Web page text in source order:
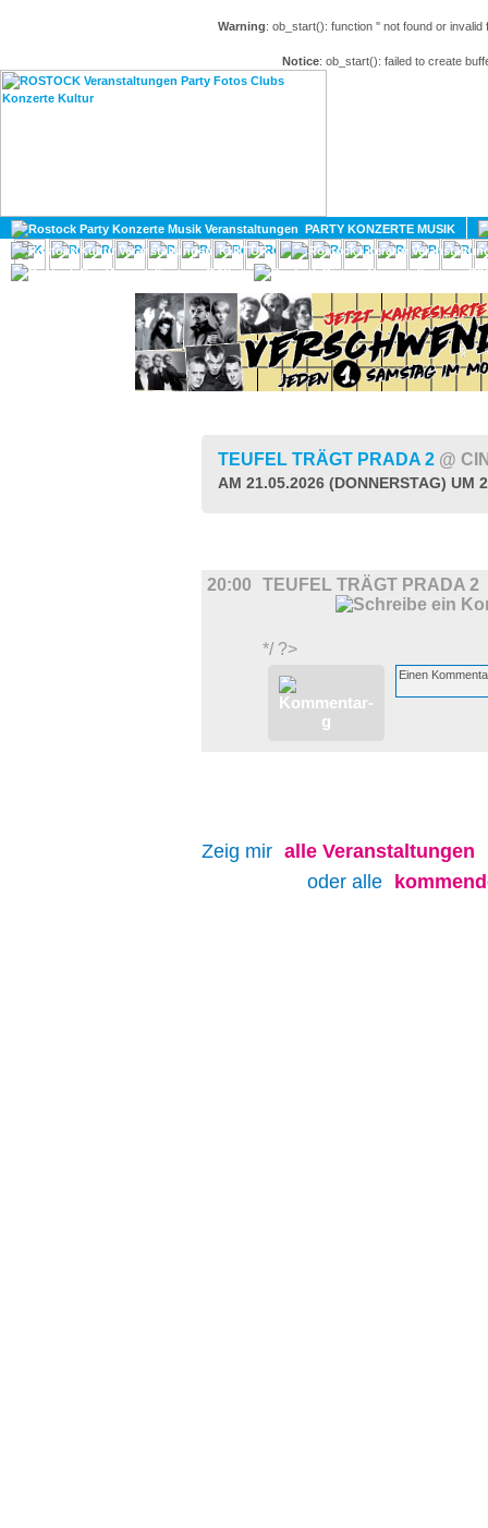
Warning: ob_start(): function '' not found or
Notice: ob_start(): failed to create
PARTY KONZERTE MUSIK
KULTUR
GAY
TEUFEL TRÄGT PRADA 2 @
AM 21.05.2026 (DONNERSTAG) UM
20:00 TEUFEL TRÄGT PRADA 2
*/ ?>
Zeig mir alle Veranstaltungen
oder alle